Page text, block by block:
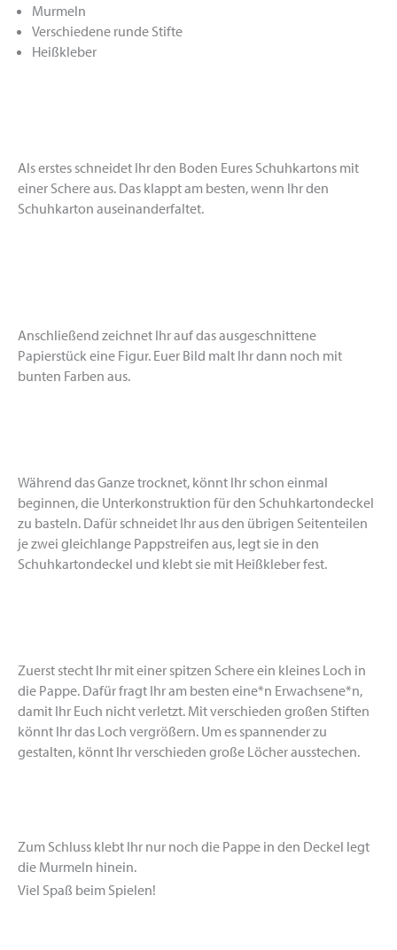
Murmeln
Verschiedene runde Stifte
Heißkleber
Als erstes schneidet Ihr den Boden Eures Schuhkartons mit
einer Schere aus. Das klappt am besten, wenn Ihr den
Schuhkarton auseinanderfaltet.
Anschließend zeichnet Ihr auf das ausgeschnittene
Papierstück eine Figur. Euer Bild malt Ihr dann noch mit
bunten Farben aus.
Während das Ganze trocknet, könnt Ihr schon einmal
beginnen, die Unterkonstruktion für den Schuhkartondeckel
zu basteln. Dafür schneidet Ihr aus den übrigen Seitenteilen
je zwei gleichlange Pappstreifen aus, legt sie in den
Schuhkartondeckel und klebt sie mit Heißkleber fest.
Zuerst stecht Ihr mit einer spitzen Schere ein kleines Loch in
die Pappe. Dafür fragt Ihr am besten eine*n Erwachsene*n,
damit Ihr Euch nicht verletzt. Mit verschieden großen Stiften
könnt Ihr das Loch vergrößern. Um es spannender zu
gestalten, könnt Ihr verschieden große Löcher ausstechen.
Zum Schluss klebt Ihr nur noch die Pappe in den Deckel legt
die Murmeln hinein.
Viel Spaß beim Spielen!